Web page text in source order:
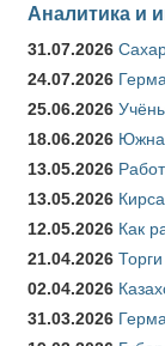
Аналитика и
31.07.2026
24.07.2026
25.06.2026
18.06.2026
13.05.2026
13.05.2026
12.05.2026 Как
21.04.2026
02.04.2026
31.03.2026